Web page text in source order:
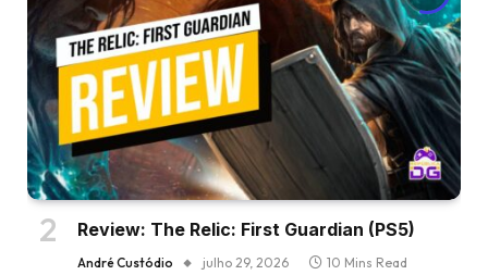
Review: The Relic: First Guardian (PS5)
André Custódio julho 29, 2026 10 Mins Read